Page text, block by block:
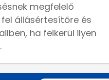
megfelelő
állásértesítőre és
ha felkerül ilyen